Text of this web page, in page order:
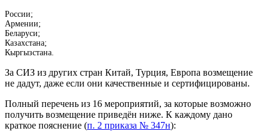
России;
Армении;
Беларуси;
Казахстана;
Кыргызстана.
За СИЗ из других стран Китай, Турция, Европа возмещение
не дадут, даже если они качественные и сертифицированы.
Полный перечень из 16 мероприятий, за которые возможно
получить возмещение приведён ниже. К каждому дано
краткое пояснение (п. 2 приказа № 347н):